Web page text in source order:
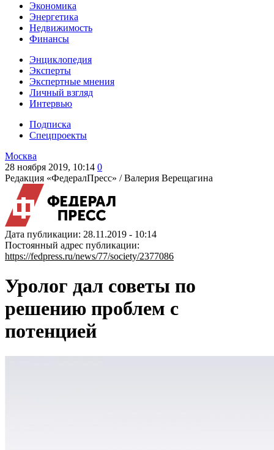
Экономика
Энергетика
Недвижимость
Финансы
Энциклопедия
Эксперты
Экспертные мнения
Личный взгляд
Интервью
Подписка
Спецпроекты
Москва
28 ноября 2019, 10:14 0
Редакция «ФедералПресс» /Валерия Верещагина
Дата публикации: 28.11.2019 - 10:14
Постоянный адрес публикации:
https://fedpress.ru/news/77/society/2377086
Уролог дал советы по
решению проблем с
потенцией